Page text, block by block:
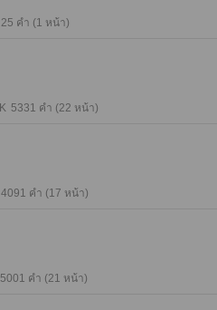
25 คำ (1 หน้า)
5331 คำ (22 หน้า)
4091 คำ (17 หน้า)
5001 คำ (21 หน้า)